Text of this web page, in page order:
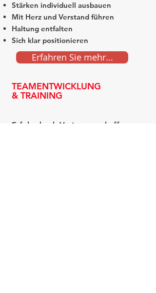
Stärken individuell ausbauen
Mit Herz und Verstand führen
Haltung entfalten
Sich klar positionieren
Erfahren Sie mehr...
TEAMENTWICKLUNG
& TRAINING
Erfolg durch Vertrauen schaffen